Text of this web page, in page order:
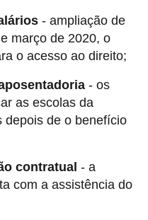
- ampliação de
março de 2020, o
o acesso ao direito;
- os
as escolas da
depois de o benefício
contratual - a
com a assistência do